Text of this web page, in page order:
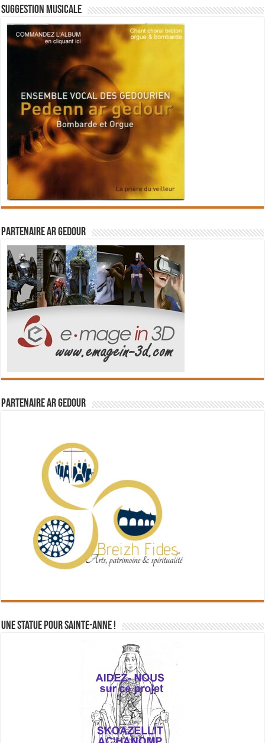
Suggestion musicale
Partenaire Ar Gedour
Partenaire Ar Gedour
Une statue pour Sainte-Anne !